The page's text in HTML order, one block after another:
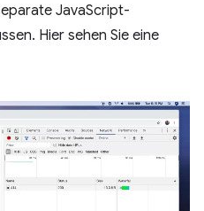
JavaScript-
Hier sehen Sie eine